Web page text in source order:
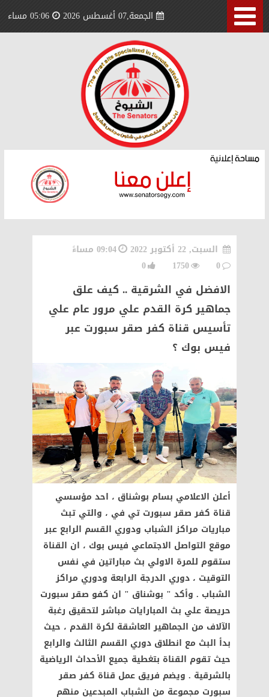
الجمعة,07 أغسطس 2026 05:06 مساء
السبت, 22 أكتوبر 2022
09:04 مساءً
0
1750
0
الافضل في الشرقية .. كيف علق
جماهير كرة القدم علي مرور عام علي
تأسيس قناة كفر صقر سبورت عبر
فيس بوك ؟
أعلن الاعلامي بسام بوشناق ، احد مؤسسي
قناة كفر صقر سبورت تي في ، والتي تبث
مباريات مراكز الشباب ودوري القسم الرابع عبر
موقع التواصل الاجتماعي فيس بوك ، ان القناة
ستقوم للمرة الاولي بث مباراتين في نفس
التوقيت ، دوري الدرجة الرابعة ودوري مراكز
الشباب . وأكد " بوشناق " ان كفو صقر سبورت
حريصة علي بث المبارايات مباشر لتحقيق رغبة
الآلاف من الجماهير العاشقة لكرة القدم ، حيث
بدأ البث مع انطلاق دوري القسم الثالث والرابع
حيث تقوم القناة بتغطية جميع الأحداث الرياضية
بالشرقية . ويضم فريق عمل قناة كفر صقر
سبورت مجموعة من الشباب المبدعين منهم